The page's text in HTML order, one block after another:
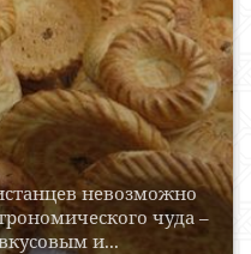
невозможно
чуда –
и...